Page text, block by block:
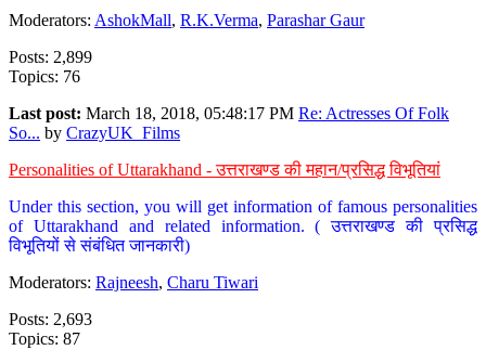
Moderators: AshokMall, R.K.Verma, Parashar Gaur
Posts: 2,899
Topics: 76
Last post: March 18, 2018, 05:48:17 PM Re: Actresses Of Folk
So... by CrazyUK_Films
Personalities of Uttarakhand - उत्तराखण्ड की महान/प्रसिद्ध विभूतियां
Under this section, you will get information of famous personalities
of Uttarakhand and related information. ( उत्तराखण्ड की प्रसिद्ध
विभूतियों से संबंधित जानकारी)
Moderators: Rajneesh, Charu Tiwari
Posts: 2,693
Topics: 87